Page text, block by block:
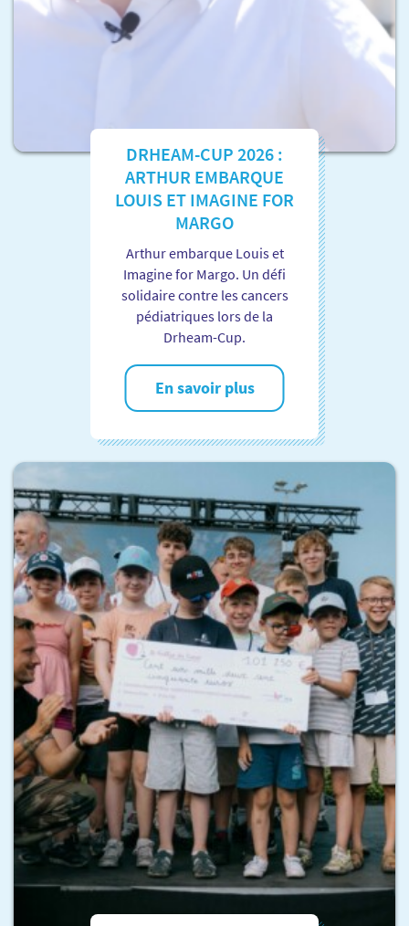
DRHEAM-CUP 2026 :
ARTHUR EMBARQUE
LOUIS ET IMAGINE FOR
MARGO
Arthur embarque Louis et
Imagine for Margo. Un défi
solidaire contre les cancers
pédiatriques lors de la
Drheam-Cup.
En savoir plus